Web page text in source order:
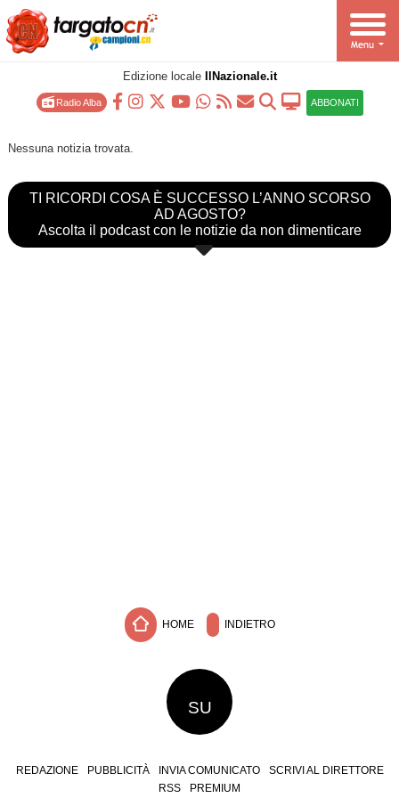
Edizione locale IlNazionale.it
Radio Alba ABBONATI
Nessuna notizia trovata.
TI RICORDI COSA È SUCCESSO L’ANNO SCORSO
AD AGOSTO?
Ascolta il podcast con le notizie da non dimenticare
HOME INDIETRO
SU
REDAZIONE PUBBLICITÀ INVIA COMUNICATO
SCRIVI AL DIRETTORE
RSS
PREMIUM